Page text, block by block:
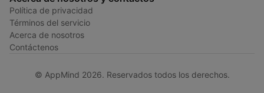
Política de privacidad
Términos del servicio
Acerca de nosotros
Contáctenos
© AppMind 2026. Reservados todos los derechos.